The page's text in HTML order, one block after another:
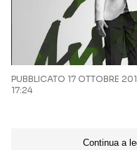
PUBBLICATO 17 OTTOBRE
17:24